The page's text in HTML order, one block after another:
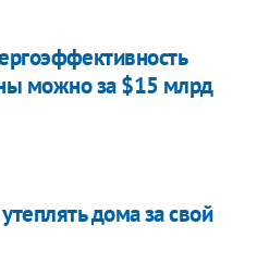
можно за $15 млрд
дома за свой